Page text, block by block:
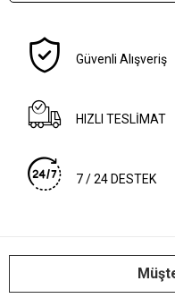
Güvenli Alışveriş
HIZLI TESLİMAT
7 / 24 DESTEK